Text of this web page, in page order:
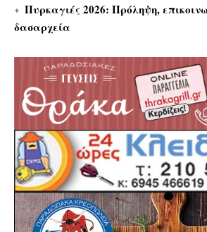
Πυρκαγιές 2026: Πρόληψη,
δασαρχεία